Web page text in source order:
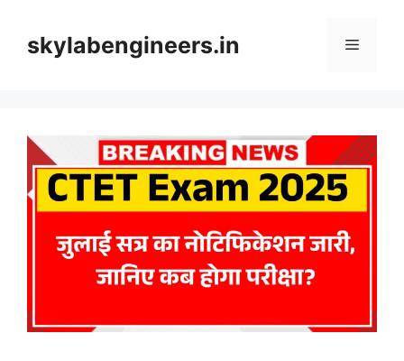
contentskylabengineers.in Menu